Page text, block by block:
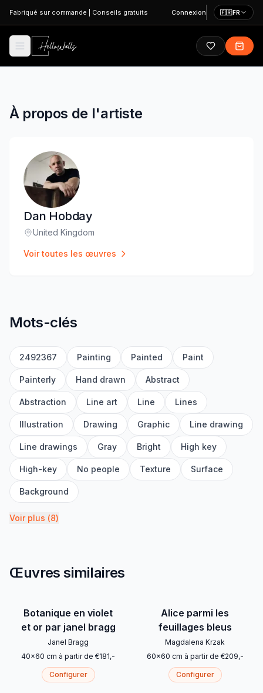
Aller au contenu principal
Fabriqué sur commande Conseils gratuits Connexion 🇫🇷FR
À propos de l'artiste
Dan Hobday
Lieu:
United Kingdom
Voir toutes les œuvres
Mots-clés
2492367 Painting Painted Paint
Painterly Hand drawn Abstract
Abstraction Line art Line Lines
Illustration Drawing Graphic Line drawing
Line drawings Gray Bright High key
High-key No people Texture Surface
Background
Voir plus (8)
Œuvres similaires
Botanique en violet
et or par janel bragg
Janel Bragg
40x60 cm à partir de €181,-
Configurer
Alice parmi les
feuillages bleus
Magdalena Krzak
60x60 cm à partir de €209,-
Configurer